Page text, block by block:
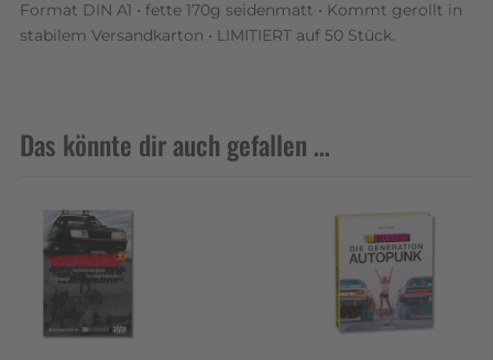
Format DIN A1 • fette 170g seidenmatt • Kommt gerollt in
stabilem Versandkarton • LIMITIERT auf 50 Stück.
Das könnte dir auch gefallen …